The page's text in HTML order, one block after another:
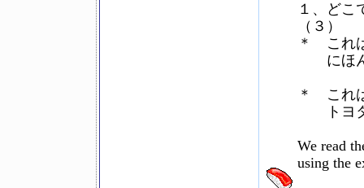
１、どこ
（３）
＊ これ
にほん
＊ これ
トヨタ
We read
using the